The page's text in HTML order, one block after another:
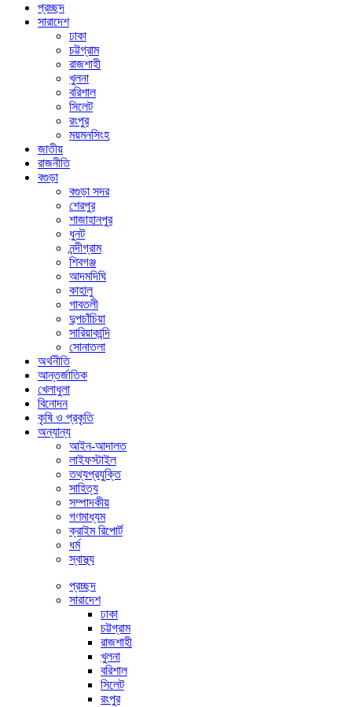
প্রচ্ছদ
সারাদেশ
ঢাকা
চট্টগ্রাম
রাজশাহী
খুলনা
বরিশাল
সিলেট
রংপুর
ময়মনসিংহ
জাতীয়
রাজনীতি
বগুড়া
বগুড়া সদর
শেরপুর
শাজাহানপুর
ধুনট
নন্দীগ্রাম
শিবগঞ্জ
আদমদিঘি
কাহালু
গাবতলী
দুপচাঁচিয়া
সারিয়াকান্দি
সোনাতলা
অর্থনীতি
আন্তর্জাতিক
খেলাধুলা
বিনোদন
কৃষি ও প্রকৃতি
অন্যান্য
আইন-আদালত
লাইফস্টাইল
তথ্যপ্রযুক্তি
সাহিত্য
সম্পাদকীয়
গণমাধ্যম
ক্রাইম রিপোর্ট
ধর্ম
স্বাস্থ্য
প্রচ্ছদ
সারাদেশ
ঢাকা
চট্টগ্রাম
রাজশাহী
খুলনা
বরিশাল
সিলেট
রংপুর